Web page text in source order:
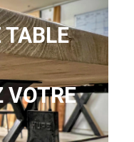
TABLE
VOTRE